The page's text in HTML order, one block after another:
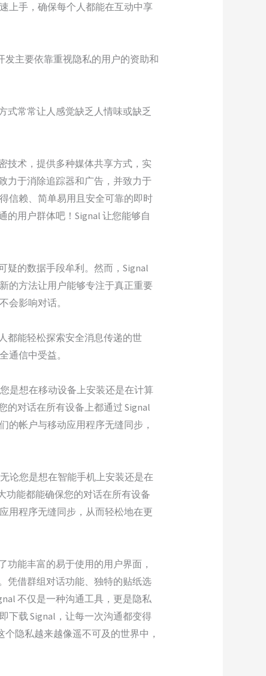
上手，确保每个人都能在互动中享
发主要依靠重视隐私的用户的资助和
式常常让人感觉缺乏人情味或缺乏
技术，提供多种媒体共享方式，实
力于消除追踪器和广告，并致力于
信赖、简单易用且安全可靠的即时
的用户群体吧！Signal 让您能够自
疑的数据手段牟利。然而，Signal
的方法让用户能够专注于真正重要
会影响对话。
都能轻松探索安全消息传递的世
通信中受益。
是想在移动设备上安装还是在计算
的对话在所有设备上都通过 Signal
的帐户与移动应用程序无缝同步，
论您是想在智能手机上安装还是在
功能都能确保您的对话在所有设备
用程序无缝同步，从而轻松地在更
能丰富的易于使用的用户界面，
凭借群组对话功能、独特的贴纸选
不仅是一种沟通工具，更是隐私
下载 Signal，让每一次沟通都变得
隐私越来越像遥不可及的世界中，